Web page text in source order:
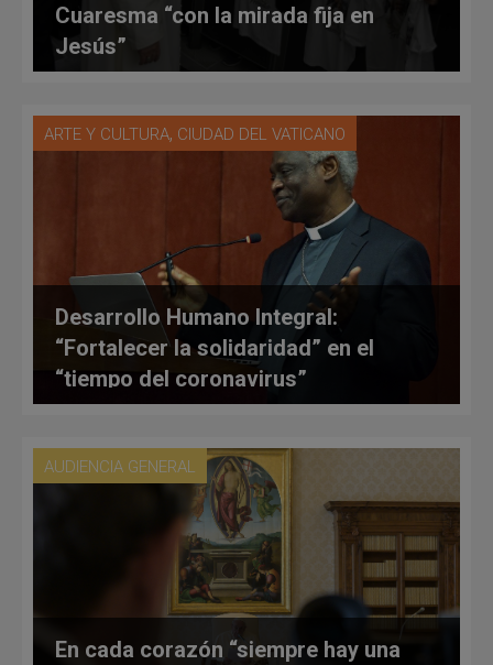
Cuaresma “con la mirada fija en
Jesús”
ARTE Y CULTURA, CIUDAD DEL VATICANO
Desarrollo Humano Integral:
“Fortalecer la solidaridad” en el
“tiempo del coronavirus”
AUDIENCIA GENERAL
En cada corazón “siempre hay una